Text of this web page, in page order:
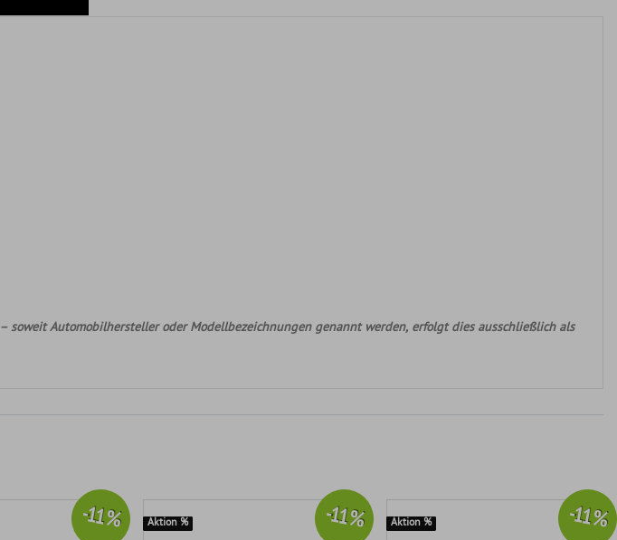
Automobilhersteller oder Modellbezeichnungen genannt werden, erfolgt dies ausschließlich als
-11 % -11 %
Aktion % -11 %
Aktion %